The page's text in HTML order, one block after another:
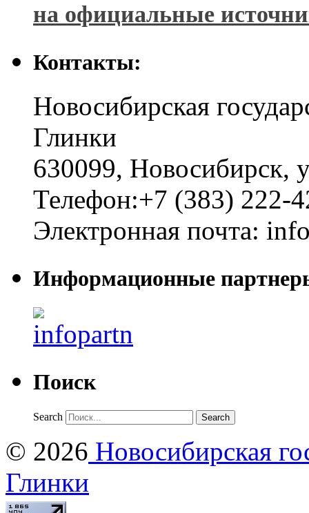
на официальные
Контакты:
Новосибирская
Глинки
630099, Новосибирск,
Телефон:+7 (383) 222-
Электронная почта:
Информационные
Поиск
Search
© 2026 Новосибирская
Глинки